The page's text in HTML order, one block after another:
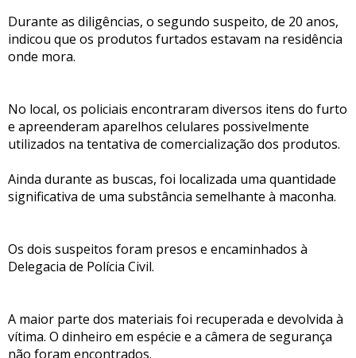
Durante as diligências, o segundo suspeito, de 20 anos,
indicou que os produtos furtados estavam na residência
onde mora.
No local, os policiais encontraram diversos itens do furto
e apreenderam aparelhos celulares possivelmente
utilizados na tentativa de comercialização dos produtos.
Ainda durante as buscas, foi localizada uma quantidade
significativa de uma substância semelhante à maconha.
Os dois suspeitos foram presos e encaminhados à
Delegacia de Polícia Civil.
A maior parte dos materiais foi recuperada e devolvida à
vítima. O dinheiro em espécie e a câmera de segurança
não foram encontrados.